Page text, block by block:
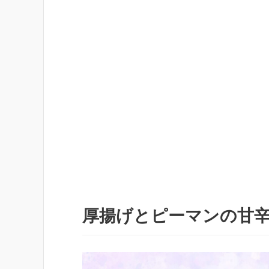
厚揚げとピーマンの甘